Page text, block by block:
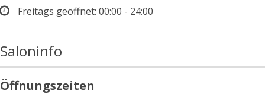
Freitags geöffnet: 00:00 - 24:00
Saloninfo
Öffnungszeiten